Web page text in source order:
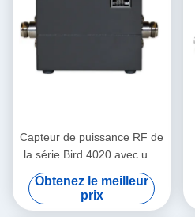
Capteur de puissance RF de
la série Bird 4020 avec une
précision de ± 3% et une
étalonnage traçable par le
NIST pour des applications
Obtenez le meilleur
prix